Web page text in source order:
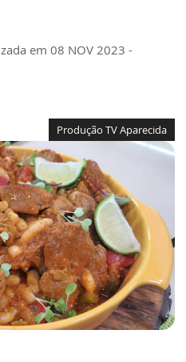
em 08 NOV 2023 -
Produção TV Aparecida